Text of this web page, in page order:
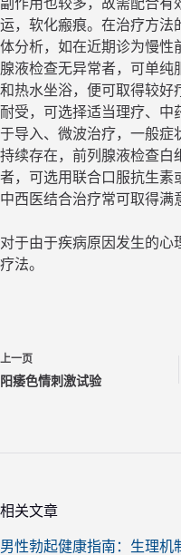
副作用也较多，故需配合有
运，软化瘢痕。在治疗方法
体分析，如在近期诊为慢性
腺液检查无异常者，可单纯
和热水坐浴，便可取得较好
耐受，可选择适当理疗、中
于导入、微波治疗，一般症
持续存在，前列腺液检查白
者，可选用联合口服抗生素
中西医结合治疗常可取得满
对于由于疾病原因发生的心
疗法。
上一页
阳痿色情刺激试验
相关文章
男性勃起健康指南：生理机